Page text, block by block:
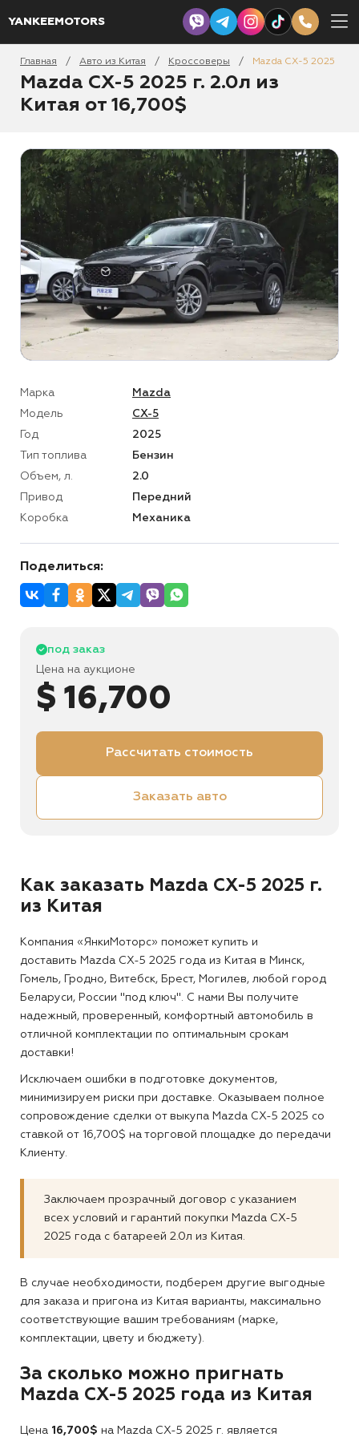
YANKEEMOTORS
Главная / Авто из Китая / Кроссоверы / Mazda CX-5 2025
Mazda CX-5 2025 г. 2.0л из
Китая от 16,700$
Марка
Mazda
Модель
CX-5
Год
2025
Тип топлива
Бензин
Объем, л.
2.0
Привод
Передний
Коробка
Механика
Поделиться:
под заказ
Цена на аукционе
$ 16,700
Рассчитать стоимость
Заказать авто
Как заказать Mazda CX-5 2025 г.
из Китая
Компания «ЯнкиМоторс» поможет купить и
доставить Mazda CX-5 2025 года из Китая в Минск,
Гомель, Гродно, Витебск, Брест, Могилев, любой город
Беларуси, России "под ключ". С нами Вы получите
надежный, проверенный, комфортный автомобиль в
отличной комплектации по оптимальным срокам
доставки!
Исключаем ошибки в подготовке документов,
минимизируем риски при доставке. Оказываем полное
сопровождение сделки от выкупа Mazda CX-5 2025 со
ставкой от 16,700$ на торговой площадке до передачи
Клиенту.
Заключаем прозрачный договор с указанием
всех условий и гарантий покупки Mazda CX-5
2025 года с батареей 2.0л из Китая.
В случае необходимости, подберем другие выгодные
для заказа и пригона из Китая варианты, максимально
соответствующие вашим требованиям (марке,
комплектации, цвету и бюджету).
За сколько можно пригнать
Mazda CX-5 2025 года из Китая
Цена 16,700$ на Mazda CX-5 2025 г. является